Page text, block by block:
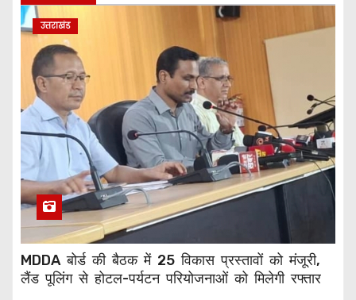
उत्तराखंड
MDDA बोर्ड की बैठक में 25 विकास प्रस्तावों को मंजूरी,
लैंड पूलिंग से होटल-पर्यटन परियोजनाओं को मिलेगी रफ्तार